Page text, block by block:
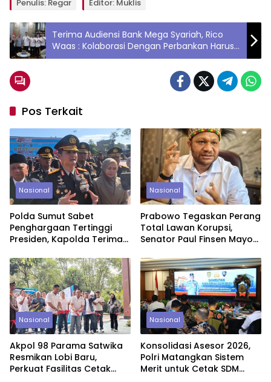
Penulis: Regar Editor: Muklis
Terima Audiensi Bank Mega Syariah, Rico
Waas : Kolaborasi Dengan Perbankan Harus
Terus Dijaga
Pos Terkait
Nasional
Polda Sumut Sabet
Penghargaan Tertinggi
Presiden, Kapolda Terima
Jakarta
Nasional
Prabowo Tegaskan Perang
Total Lawan Korupsi,
Senator Paul Finsen Mayor:
Tanpa Kompromi
Nasional
Akpol 98 Parama Satwika
Resmikan Lobi Baru,
Perkuat Fasilitas Cetak
Nasional
Konsolidasi Asesor 2026,
Polri Matangkan Sistem
Merit untuk Cetak SDM